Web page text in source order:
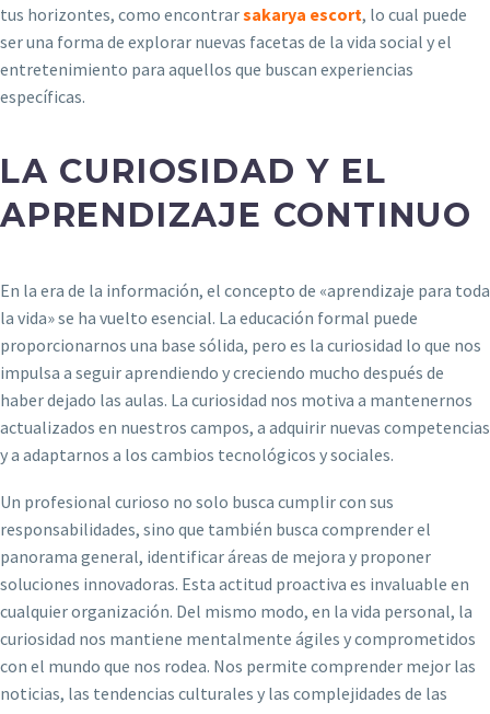
tus horizontes, como encontrarsakarya escort, lo cual puede
ser una forma de explorar nuevas facetas de la vida social y el
entretenimiento para aquellos que buscan experiencias
específicas.
LA CURIOSIDAD Y EL
APRENDIZAJE CONTINUO
En la era de la información, el concepto de «aprendizaje para toda
la vida» se ha vuelto esencial. La educación formal puede
proporcionarnos una base sólida, pero es la curiosidad lo que nos
impulsa a seguir aprendiendo y creciendo mucho después de
haber dejado las aulas. La curiosidad nos motiva a mantenernos
actualizados en nuestros campos, a adquirir nuevas competencias
y a adaptarnos a los cambios tecnológicos y sociales.
Un profesional curioso no solo busca cumplir con sus
responsabilidades, sino que también busca comprender el
panorama general, identificar áreas de mejora y proponer
soluciones innovadoras. Esta actitud proactiva es invaluable en
cualquier organización. Del mismo modo, en la vida personal, la
curiosidad nos mantiene mentalmente ágiles y comprometidos
con el mundo que nos rodea. Nos permite comprender mejor las
noticias, las tendencias culturales y las complejidades de las